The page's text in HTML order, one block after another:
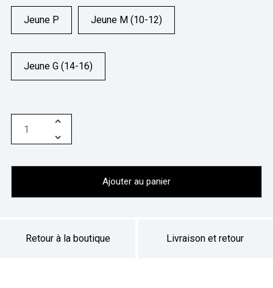
Jeune P Jeune M (10-12)
Jeune G (14-16)
Ajouter au panier
Retour à la boutique Livraison et retour